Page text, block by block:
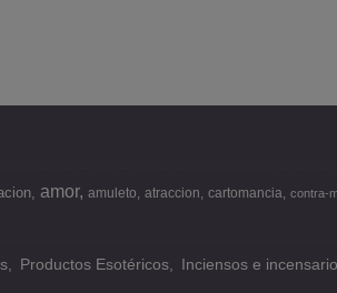
amor amuleto atraccion cartomancia contra-
Productos Esotéricos Inciensos e